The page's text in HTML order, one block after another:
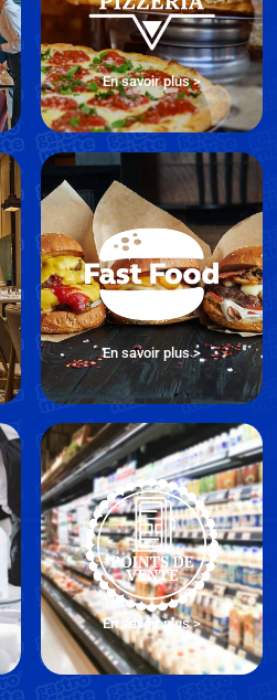
En savoir plus >
En savoir plus >
En savoir plus >